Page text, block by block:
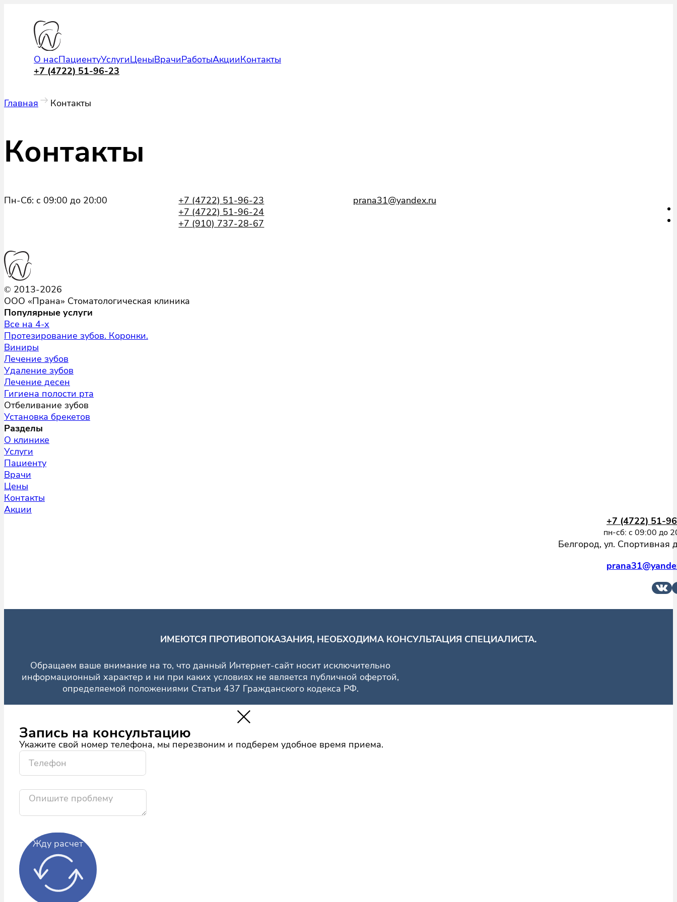
О насПациентуУслугиЦеныВрачиРаботыАкцииКонтакты
+7 (4722) 51-96-23
Главная Контакты
Контакты
Пн-Сб: с 09:00 до 20:00
+7 (4722) 51-96-23
+7 (4722) 51-96-24
+7 (910) 737-28-67
prana31@yandex.ru
© 2013-2026
ООО «Прана» Стоматологическая клиника
Популярные услуги
Все на 4-х
Протезирование зубов. Коронки.
Виниры
Лечение зубов
Удаление зубов
Лечение десен
Гигиена полости рта
Отбеливание зубов
Установка брекетов
Разделы
О клинике
Услуги
Пациенту
Врачи
Цены
Контакты
Акции
+7 (4722) 51-
пн-сб: с 09:00 до
Белгород, ул. Спортивная
ИМЕЮТСЯ ПРОТИВОПОКАЗАНИЯ, НЕОБХОДИМА КОНСУЛЬТАЦИЯ СПЕЦИАЛИСТА.
Обращаем ваше внимание на то, что данный Интернет-сайт носит исключительно
информационный характер и ни при каких условиях не является публичной офертой,
определяемой положениями Статьи 437 Гражданского кодекса РФ.
Запись на консультацию
Укажите свой номер телефона, мы перезвоним и подберем удобное время приема.
Жду расчет